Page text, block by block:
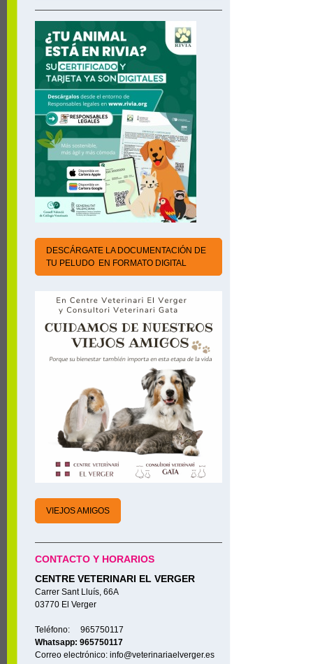
DESCÁRGATE LA DOCUMENTACIÓN DE
TU PELUDO EN FORMATO DIGITAL
VIEJOS AMIGOS
CONTACTO Y HORARIOS
CENTRE VETERINARI EL VERGER
Carrer Sant Lluís, 66A
03770 El Verger
Teléfono: 965750117
Whatsapp: 965750117
Correo electrónico: info@veterinariaelverger.es